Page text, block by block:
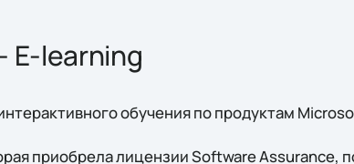
E-learning
обучения по продуктам
приобрела лицензии Software Assurance,